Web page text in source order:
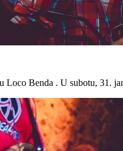
Loco Benda . U subotu, 31.